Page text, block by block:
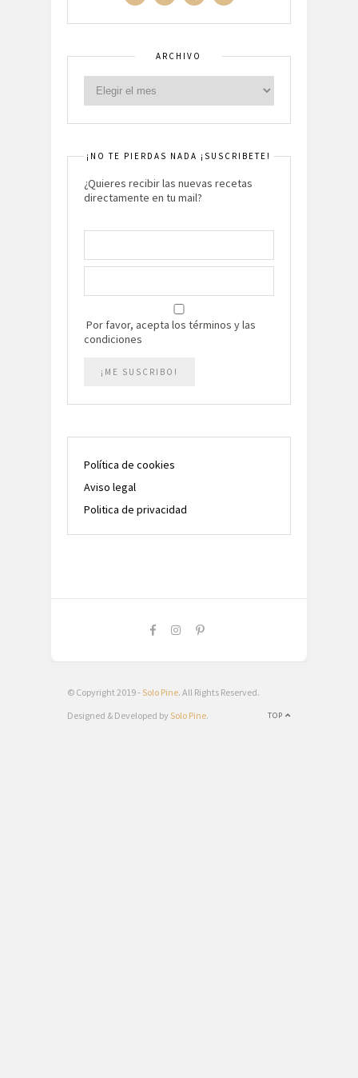
ARCHIVO
¡NO TE PIERDAS NADA ¡SUSCRIBETE!
¿Quieres recibir las nuevas recetas
directamente en tu mail?
Por favor, acepta los términos y las
condiciones
Política de cookies
Aviso legal
Politica de privacidad
© Copyright 2019 - Solo Pine. All Rights Reserved.
TOP
Designed & Developed by Solo Pine.